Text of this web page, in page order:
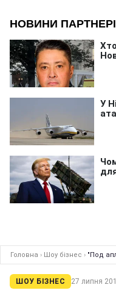
Головна › Шоу бізнес › "Под
ШОУ БІЗНЕС 27 липня